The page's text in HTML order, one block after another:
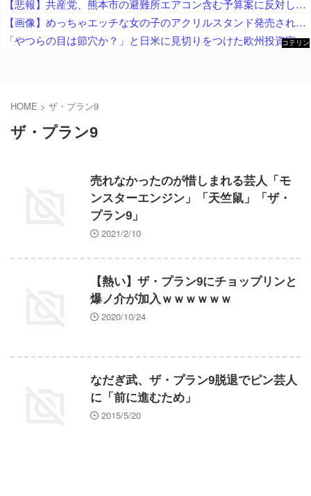
【悲報】共産党、熊本市の避難所エアコン含む予算案に反対していた「新庁舎などの巨額事業や暮らし優先の姿勢が不十分な予算全体には賛成できない」
【画像】めっちゃエッチな女の子のアクリルスタンド発売されるｗｗ
「やつらの目は節穴か？」と日米に見切りをつけた欧州投資家の選択に衝撃を受ける人が続出、日英米の資産を処分して代わりに選んだのは……
コテリン
HOME > ザ・プラン9
ザ・プラン9
売れなかったのが惜しまれる芸人「モ
ンスターエンジン」「天竺鼠」「ザ・
プラン9」
2021/2/10
【熱い】ザ・プラン9にチョップリンと
爆ノ介が加入ｗｗｗｗｗｗ
2020/10/24
なだぎ武、ザ・プラン9脱退でピン芸人
に「前に進むため」
2015/5/20